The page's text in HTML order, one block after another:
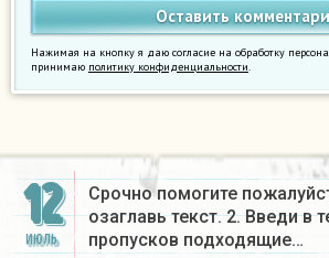
Нажимая на кнопку я даю согласие на обработку
принимаю политику конфиденциальности.
12
ИЮЛЬ
Срочно помогите
озаглавь текст. 2. Введи в
пропусков подходящие…